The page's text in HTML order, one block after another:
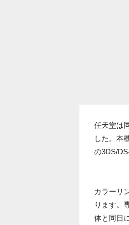
任天堂は
した。本
の3DS/
カラーリ
ります。
体と同日